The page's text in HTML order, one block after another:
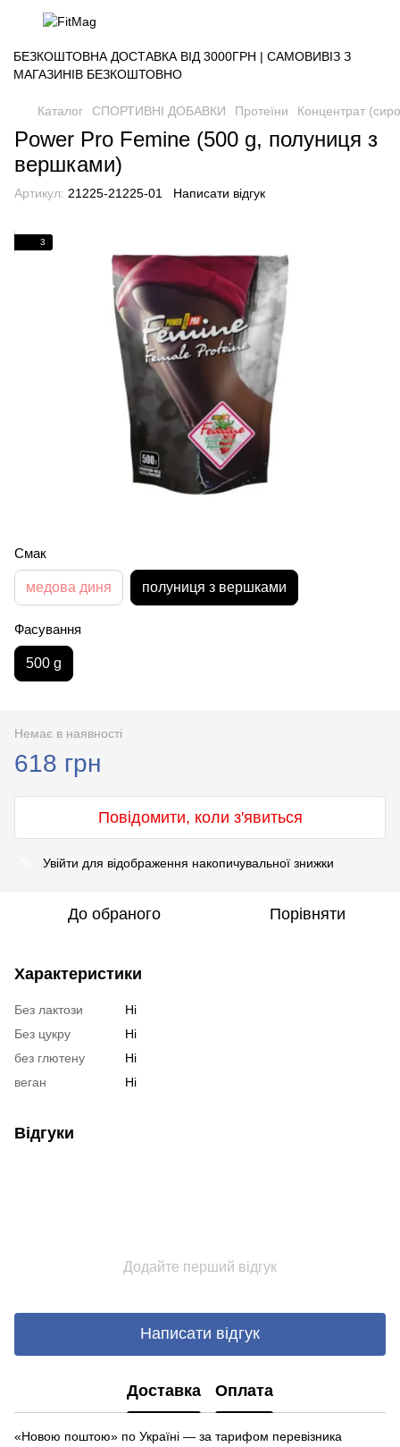
БЕЗКОШТОВНА ДОСТАВКА ВІД 3000ГРН | САМОВИВІЗ З
МАГАЗИНІВ БЕЗКОШТОВНО
Каталог СПОРТИВНІ ДОБАВКИ Протеїни Концентрат
Power Pro Femine (500 g, полуниця з
вершками)
Артикул: 21225-21225-01 Написати відгук
3
Смак
медова диня полуниця з вершками
Фасування
500 g
Немає в наявності
618 грн
Повідомити, коли з'явиться
Увійти для відображення накопичувальної знижки
До обраного Порівняти
Характеристики
Без лактози
Ні
Без цукру
Ні
без глютену
Ні
веган
Ні
Відгуки
Додайте перший відгук
Написати відгук
Доставка Оплата
«Новою поштою» по Україні — за тарифом перевізника